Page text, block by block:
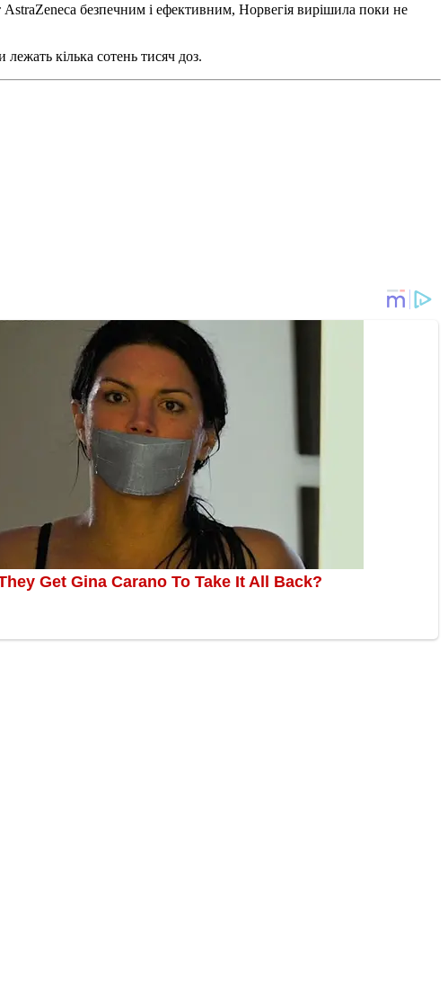
безпечним і ефективним, Норвегія вирішила поки не
кілька сотень тисяч доз.